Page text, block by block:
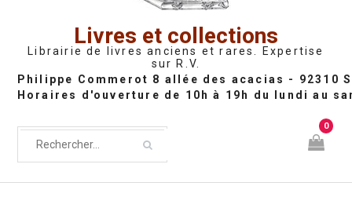
Livres et collections
Librairie de livres anciens et rares. Expertise
sur R.V.
0